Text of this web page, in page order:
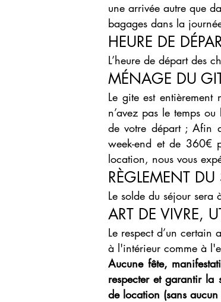
une arrivée autre que
bagages dans la
HEURE DE
L’heure de départ des
MÉNAGE DU
Le gite est entièrement
n’avez pas le temps
de votre départ ; Afin
week-end et de 360€
location, nous vous
RÈGLEMENT
Le solde du séjour sera
ART DE VIVRE,
Le respect d’un
à l'intérieur comme à
Aucune fête,
respecter et garantir
de location (sans aucun